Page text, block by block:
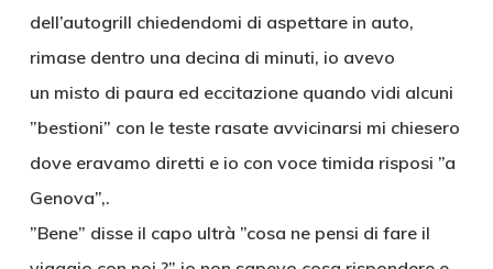
dell’autogrill chiedendomi di aspettare in auto,
rimase dentro una decina di minuti, io avevo
un misto di paura ed eccitazione quando vidi alcuni
”bestioni” con le teste rasate avvicinarsi mi chiesero
dove eravamo diretti e io con voce timida risposi ”a
Genova”,.
”Bene” disse il capo ultrà ”cosa ne pensi di fare il